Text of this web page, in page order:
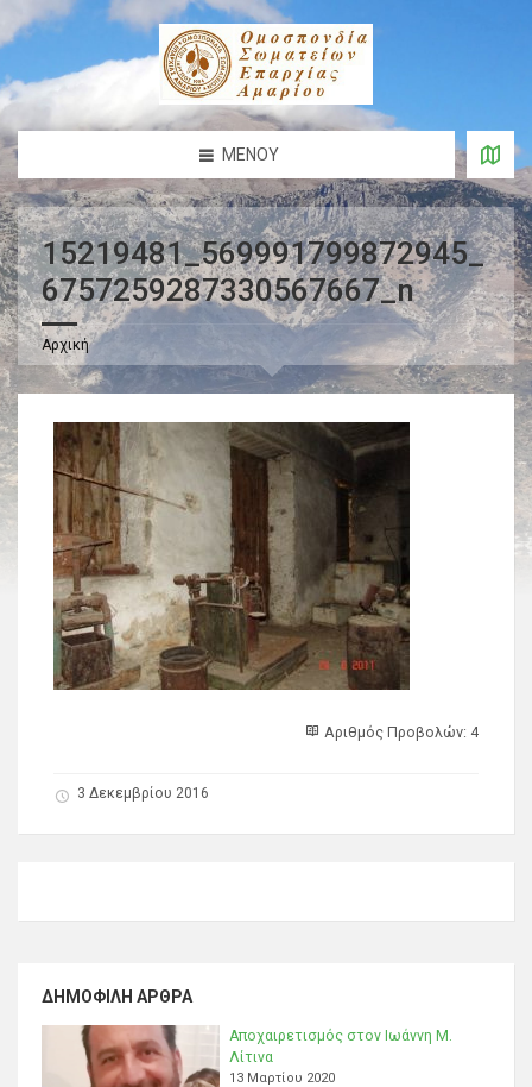
ΜΕΝΟΎ
15219481_569991799872945_
6757259287330567667_n
Αρχική
Αριθμός Προβολών: 4
3 Δεκεμβρίου 2016
ΔΗΜΟΦΙΛΉ ΆΡΘΡΑ
Αποχαιρετισμός στον Ιωάννη Μ.
Λίτινα
13 Μαρτίου 2020